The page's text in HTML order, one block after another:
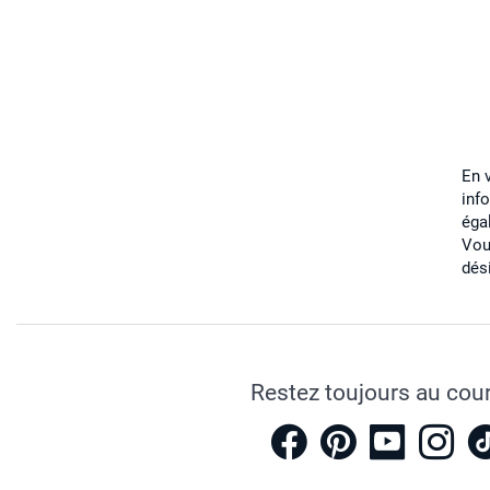
En
Restez toujours au